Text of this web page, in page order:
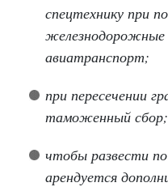
спецтехнику при
железнодорожные
авиатранспорт;
при пересечении
таможенный сбор;
чтобы развести
арендуется